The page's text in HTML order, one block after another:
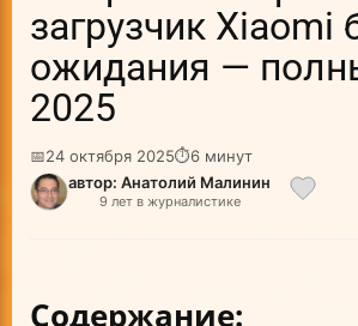
загрузчик Xiaomi
ожидания —
2025
📅24 октября 2025⏱6 минут
автор: Анатолий Малинин
9 лет в журналистике
Содержание: